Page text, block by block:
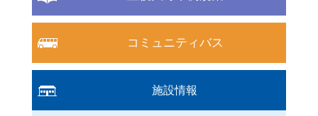
コミュニティバス
施設情報